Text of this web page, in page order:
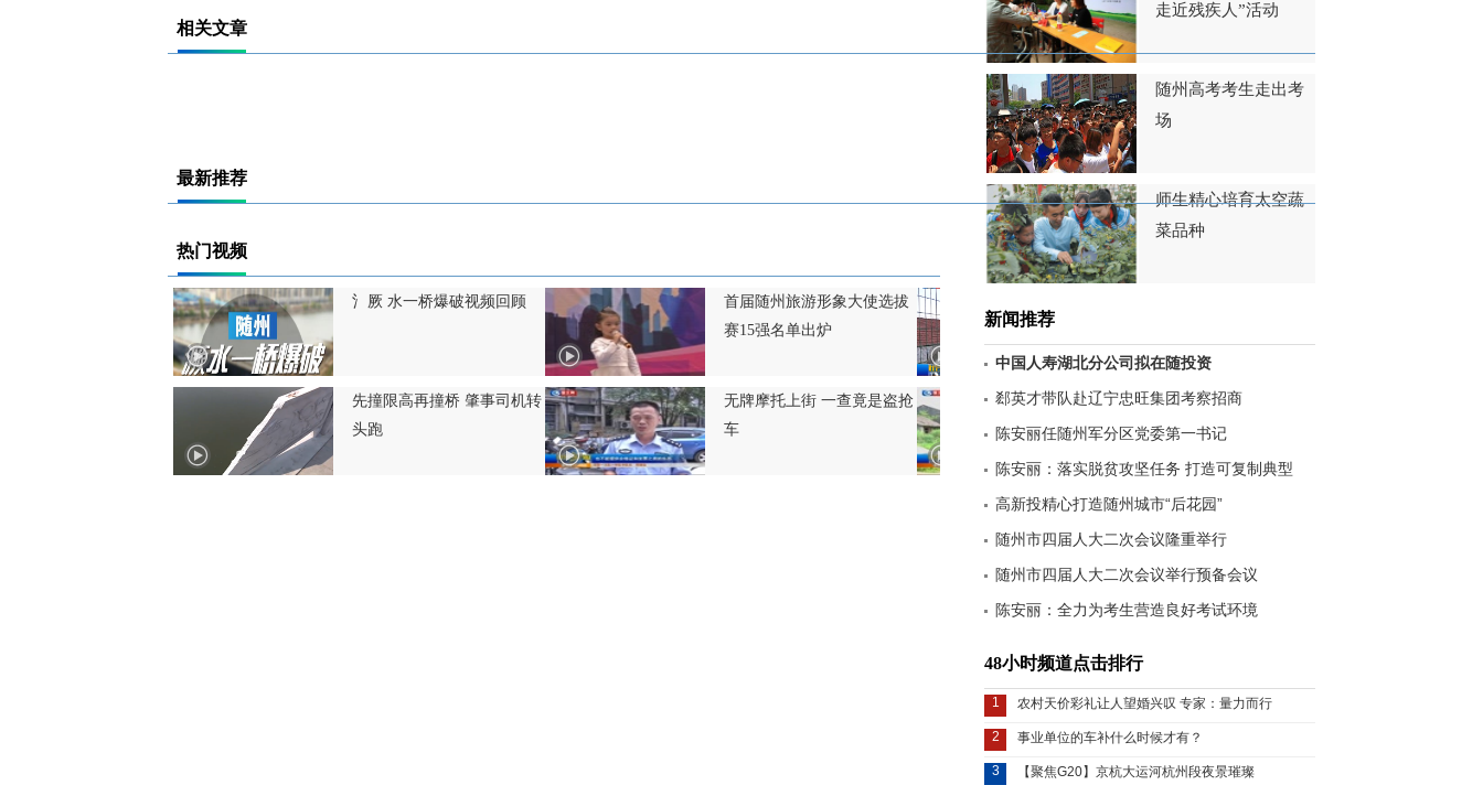
相关文章
最新推荐
热门视频
氵厥 水一桥爆破视频回顾
首届随州旅游形象大使选拔
赛15强名单出炉
先撞限高再撞桥 肇事司机转
头跑
无牌摩托上街 一查竟是盗抢
车
集体财产遭破坏 村中“恶
霸”谁来管？
走近残疾人”活动
随州高考考生走出考
场
师生精心培育太空蔬
菜品种
新闻推荐
中国人寿湖北分公司拟在随投资
郄英才带队赴辽宁忠旺集团考察招商
陈安丽任随州军分区党委第一书记
陈安丽：落实脱贫攻坚任务 打造可复制典型
高新投精心打造随州城市“后花园”
随州市四届人大二次会议隆重举行
随州市四届人大二次会议举行预备会议
陈安丽：全力为考生营造良好考试环境
48小时频道点击排行
1 农村天价彩礼让人望婚兴叹 专家：量力而行
2 事业单位的车补什么时候才有？
3 【聚焦G20】京杭大运河杭州段夜景璀璨